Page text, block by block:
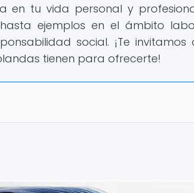
tu vida personal y
ejemplos en el ámbito
social. ¡Te
tienen para ofrecerte!